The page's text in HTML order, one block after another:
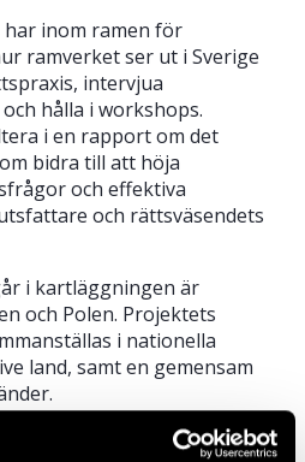
har inom ramen för
ramverket ser ut i Sverige
intervjua
hålla i workshops.
i en rapport om det
bidra till att höja
och effektiva
och rättsväsendets
i kartläggningen är
och Polen. Projektets
i nationella
land, samt en gemensam
med organisationenFair